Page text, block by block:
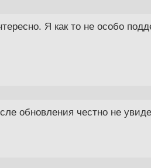
Я как то не особо
обновления честно не